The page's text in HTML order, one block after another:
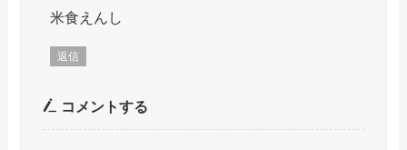
米食えんし
返信
コメントする